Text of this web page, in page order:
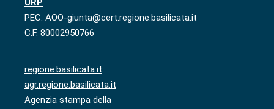
PEC: AOO-giunta@cert.regione.basilicata.it
C.F. 80002950766
regione.basilicata.it
agr.regione.basilicata.it
Agenzia stampa della